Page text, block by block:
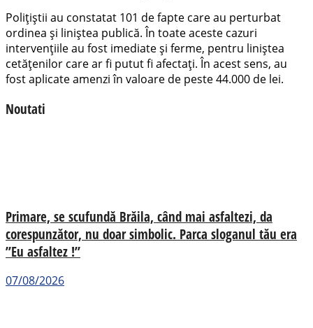
Polițiștii au constatat 101 de fapte care au perturbat
ordinea și liniștea publică. În toate aceste cazuri
intervențiile au fost imediate și ferme, pentru liniștea
cetățenilor care ar fi putut fi afectați. În acest sens, au
fost aplicate amenzi în valoare de peste 44.000 de lei.
Noutati
Primare, se scufundă Brăila, când mai asfaltezi, da
corespunzător, nu doar simbolic. Parca sloganul tău era
”Eu asfaltez !”
07/08/2026